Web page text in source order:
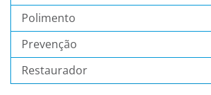
Polimento
Prevenção
Restaurador